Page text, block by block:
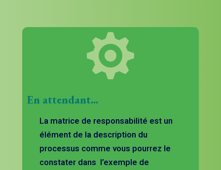

En attendant...
La matrice de responsabilité est un
élément de la description du
processus comme vous pourrez le
constater dans l’exemple de